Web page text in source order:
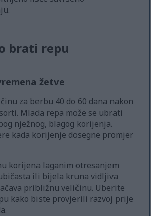
brati repu
žetve
za berbu 40 do 60 dana nakon
Mlada repa može se ubrati
nježnog, blagog korijenja.
kada korijenje dosegne promjer
korijena laganim otresanjem
ili bijela kruna vidljiva
približnu veličinu. Uberite
kako biste provjerili razvoj prije